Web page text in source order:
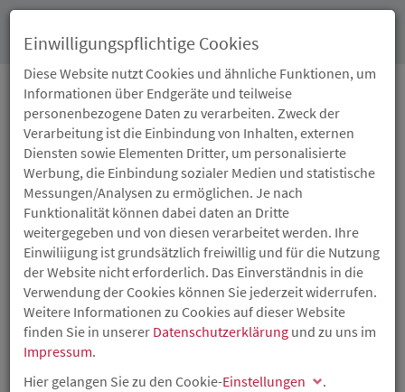
12.06.2019
ALLES DIGITAL ODER
WAS? MITTELSTAND IM
UMBRUCH
Wie Unternehmen den Anschluss an die Zukunft halten
Onlineshops, effizientere Produktionsverfahren und
neue Geschäftsmodelle sind nur einige Beispiele der
wirtschaftlichen Chancen, die die Digitalisierung eröffnet.
Daher informierten die Investitions- und Strukturbank
Rheinland-Pfalz (ISB) und die Sparkasse Vorderpfalz
Einwilligungspflichtige Cookies
Diese Website nutzt Cookies und ähnliche Funktionen, um
Informationen über Endgeräte und teilweise
personenbezogene Daten zu verarbeiten. Zweck der
Verarbeitung ist die Einbindung von Inhalten, externen
Diensten sowie Elementen Dritter, um personalisierte
Werbung, die Einbindung sozialer Medien und statistische
Messungen/Analysen zu ermöglichen. Je nach
Funktionalität können dabei daten an Dritte
weitergegeben und von diesen verarbeitet werden. Ihre
Einwiliigung ist grundsätzlich freiwillig und für die Nutzung
der Website nicht erforderlich. Das Einverständnis in die
Verwendung der Cookies können Sie jederzeit widerrufen.
Weitere Informationen zu Cookies auf dieser Website
finden Sie in unserer Datenschutzerklärung und zu uns im
Impressum.
Hier gelangen Sie zu den Cookie-Einstellungen
.